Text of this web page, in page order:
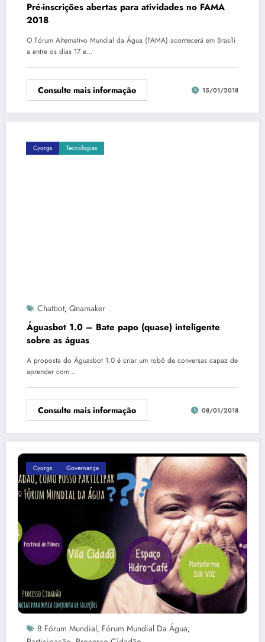
Pré-inscrições abertas para atividades no FAMA
2018
O Fórum Alternativo Mundial da Água (FAMA) acontecerá em Brasíli
a entre os dias 17 e…
Consulte mais informação 15/01/2018
Cyorgs Tecnologias
Chatbot, Qnamaker
Águasbot 1.0 – Bate papo (quase) inteligente
sobre as águas
A proposta do Águasbot 1.0 é criar um robô de conversas capaz de
aprender com…
Consulte mais informação 08/01/2018
Cyorgs Governança
8 Fórum Mundial, Fórum Mundial Da Água,